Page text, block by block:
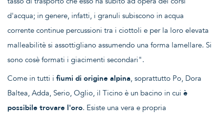
d'acqua; in genere, infatti, i granuli subiscono in acqua
corrente continue percussioni tra i ciottoli e per la loro elevata
malleabilitè si assottigliano assumendo una forma lamellare. Si
sono cosè formati i giacimenti secondari".
Come in tutti i fiumi di origine alpina, soprattutto Po, Dora
Baltea, Adda, Serio, Oglio, il Ticino è un bacino in cui è
possibile trovare l'oro. Esiste una vera e propria